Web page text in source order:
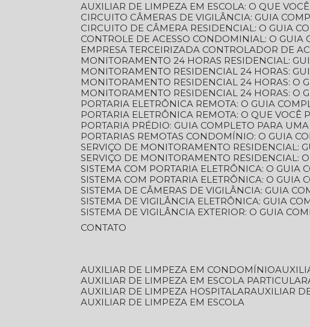
AUXILIAR DE LIMPEZA EM ESCOLA: O QUE
CIRCUITO CÂMERAS DE VIGILÂNCIA: GUIA
CIRCUITO DE CÂMERA RESIDENCIAL: O GUIA
CONTROLE DE ACESSO CONDOMINIAL: O
EMPRESA TERCEIRIZADA CONTROLADOR DE
MONITORAMENTO 24 HORAS RESIDENCIAL:
MONITORAMENTO RESIDENCIAL 24 HORAS:
MONITORAMENTO RESIDENCIAL 24 HORAS: O
MONITORAMENTO RESIDENCIAL 24 HORAS: O
PORTARIA ELETRÔNICA REMOTA: O GUIA
PORTARIA ELETRÔNICA REMOTA: O QUE VOCÊ
PORTARIA PRÉDIO: GUIA COMPLETO PARA
PORTARIAS REMOTAS CONDOMÍNIO: O GUIA
SERVIÇO DE MONITORAMENTO RESIDENCIAL:
SERVIÇO DE MONITORAMENTO RESIDENCIAL:
SISTEMA COM PORTARIA ELETRÔNICA: O GUIA
SISTEMA COM PORTARIA ELETRÔNICA: O GUIA
SISTEMA DE CÂMERAS DE VIGILÂNCIA: GUIA
SISTEMA DE VIGILÂNCIA ELETRÔNICA: GUIA
SISTEMA DE VIGILÂNCIA EXTERIOR: O GUIA
CONTATO
AUXILIAR DE LIMPEZA EM CONDOMÍNIO
AUXILIAR DE LIMPEZA EM ESCOLA PARTICULAR
AUXILIAR DE LIMPEZA HOSPITALAR
AUXILIAR
AUXILIAR DE LIMPEZA EM ESCOLA